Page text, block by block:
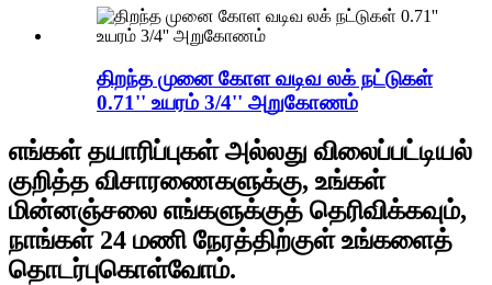
திறந்த முனை கோள வடிவ லக் நட்டுகள்
0.71'' உயரம் 3/4'' அறுகோணம்
எங்கள் தயாரிப்புகள் அல்லது விலைப்பட்டியல்
குறித்த விசாரணைகளுக்கு, உங்கள்
மின்னஞ்சலை எங்களுக்குத் தெரிவிக்கவும்,
நாங்கள் 24 மணி நேரத்திற்குள் உங்களைத்
தொடர்புகொள்வோம்.